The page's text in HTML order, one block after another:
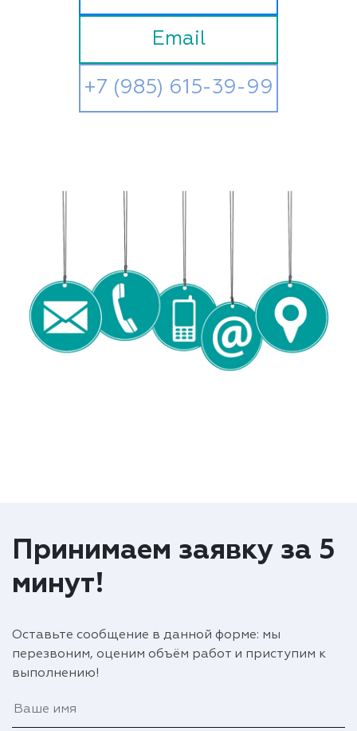
Email
+7 (985) 615-39-99
Принимаем заявку за 5
минут!
Оставьте сообщение в данной форме: мы
перезвоним, оценим объём работ и приступим к
выполнению!